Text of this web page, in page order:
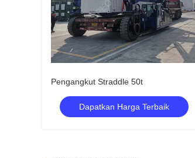
Pengangkut Straddle 50t
Dapatkan Harga Terbaik